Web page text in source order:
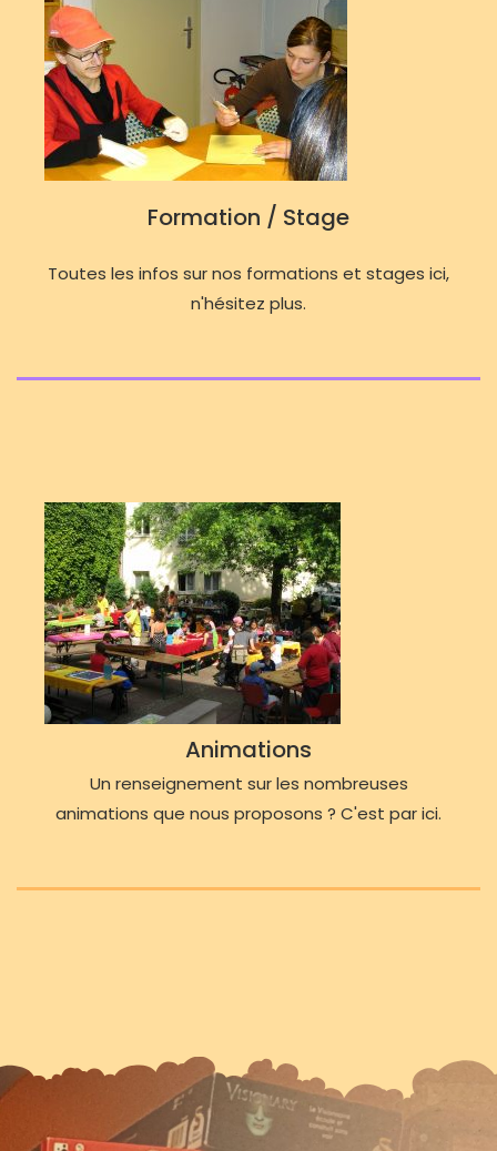
Formation / Stage
Toutes les infos sur nos formations et stages ici,
n'hésitez plus.
Animations
Un renseignement sur les nombreuses
animations que nous proposons ? C'est par ici.